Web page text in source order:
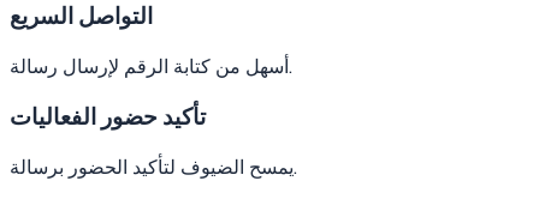
التواصل السريع
أسهل من كتابة الرقم لإرسال رسالة.
تأكيد حضور الفعاليات
يمسح الضيوف لتأكيد الحضور برسالة.